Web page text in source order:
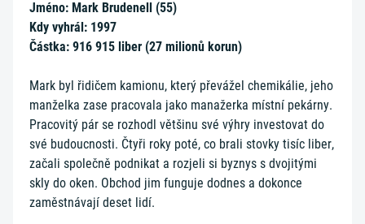
Jméno: Mark Brudenell (55)
Kdy vyhrál: 1997
Částka: 916 915 liber (27 milionů korun)
Mark byl řidičem kamionu, který převážel chemikálie, jeho
manželka zase pracovala jako manažerka místní pekárny.
Pracovitý pár se rozhodl většinu své výhry investovat do
své budoucnosti. Čtyři roky poté, co brali stovky tisíc liber,
začali společně podnikat a rozjeli si byznys s dvojitými
skly do oken. Obchod jim funguje dodnes a dokonce
zaměstnávají deset lidí.